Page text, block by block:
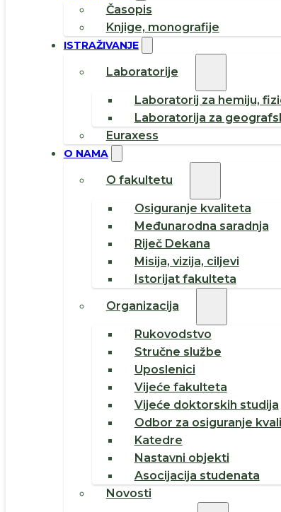
Časopis
Knjige, monografije
ISTRAŽIVANJE
Laboratorije
Laboratorij za hemiju,
Laboratorija za
Euraxess
O NAMA
O fakultetu
Osiguranje kvaliteta
Međunarodna saradnja
Riječ Dekana
Misija, vizija, ciljevi
Istorijat fakulteta
Organizacija
Rukovodstvo
Stručne službe
Uposlenici
Vijeće fakulteta
Vijeće doktorskih studija
Odbor za osiguranje
Katedre
Nastavni objekti
Asocijacija studenata
Novosti